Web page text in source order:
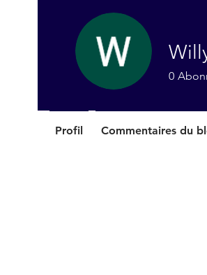
0
Profil Commentaires du